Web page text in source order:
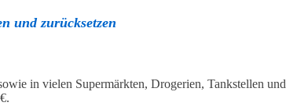
und zurücksetzen
in vielen Supermärkten, Drogerien, Tankstellen und